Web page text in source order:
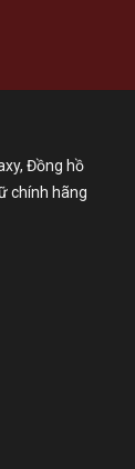
Đồng hồ
chính hãng